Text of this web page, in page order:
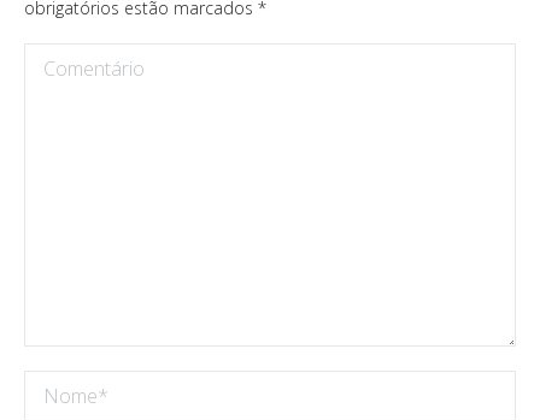
obrigatórios estão marcados *
Comentário
Nome *